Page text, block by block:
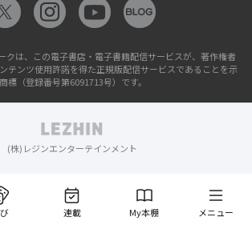
連載 My本棚 メニュー
クは、この電子書店・電子書籍配信サービスが、著作権者
テンツ使用許諾を得た正規版配信サービスであることを示
標（登録番号第6091713号）です。
(株)レジンエンターテインメント